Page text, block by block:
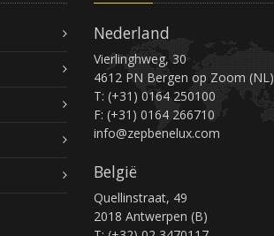
Nederland
Vierlinghweg, 30
4612 PN Bergen op Zoom (NL)
T: (+31) 0164 250100
F: (+31) 0164 266710
info@zepbenelux.com
België
Quellinstraat, 49
2018 Antwerpen (B)